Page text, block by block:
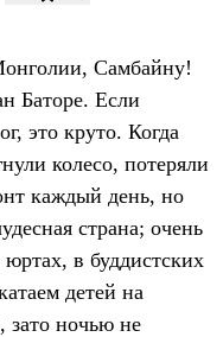
Самбайну!
Баторе. Если
это круто. Когда
колесо, потеряли
каждый день, но
страна; очень
в буддистских
детей на
зато ночью не